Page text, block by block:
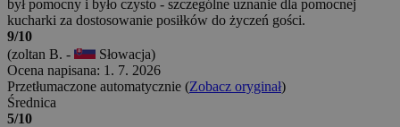
był pomocny i było czysto - szczególne uznanie dla pomocnej
kucharki za dostosowanie posiłków do życzeń gości.
9/10
(zoltan B. -
Słowacja)
Ocena napisana: 1. 7. 2026
Przetłumaczone automatycznie (Zobacz oryginał)
Średnica
5/10